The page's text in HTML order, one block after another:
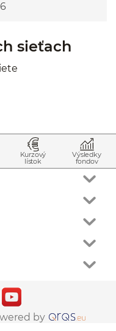
sieťach
Kurzový
lístok
Výsledky
fondov
by